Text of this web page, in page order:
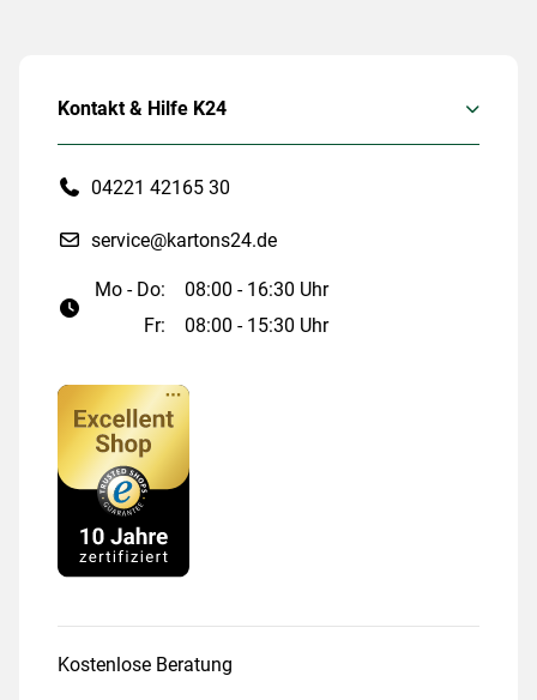
Kontakt & Hilfe K24
04221 42165 30
service@kartons24.de
Mo - Do:
08:00 - 16:30 Uhr
Fr:
08:00 - 15:30 Uhr
Kostenlose Beratung